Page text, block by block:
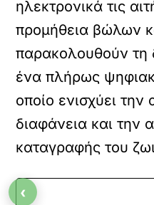
ηλεκτρονικά τις
προμήθεια βώλων
παρακολουθούν τη
ένα πλήρως
οποίο ενισχύει την
διαφάνεια και την
καταγραφής του
‹